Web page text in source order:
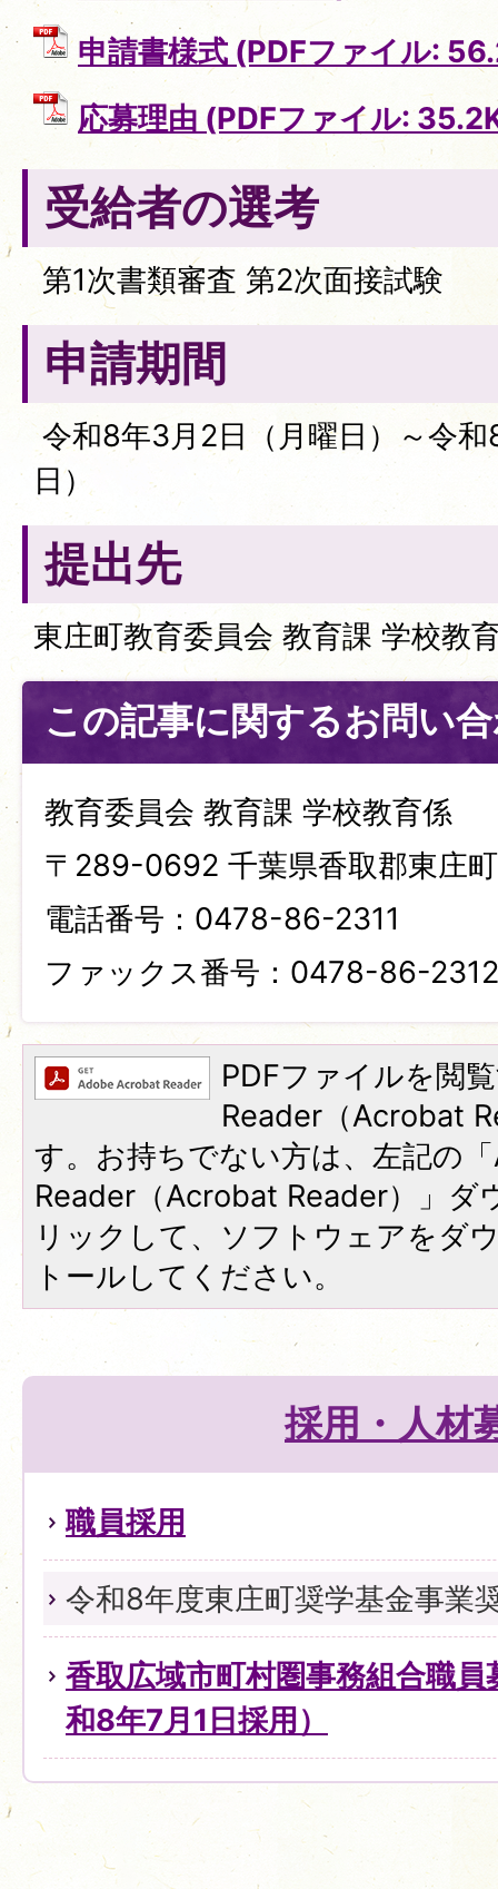
申請書様式 (PDFファイル:
応募理由 (PDFファイル:
受給者の選考
第1次書類審査 第2次面接試験
申請期間
令和8年3月2日（月曜日）～令
日）
提出先
東庄町教育委員会 教育課 学校教
この記事に関するお問い
教育委員会 教育課 学校教育係
〒289-0692 千葉県香取郡東庄
電話番号：0478-86-2311
ファックス番号：0478-86-2312
PDFファイルを閲
Reader（Acrobat
す。お持ちでない方は、左記の
Reader（Acrobat Reader）」ダ
リックして、ソフトウェアをダ
トールしてください。
採用・人材
職員採用
令和8年度東庄町奨学基金事業
香取広域市町村圏事務組合職
和8年7月1日採用）